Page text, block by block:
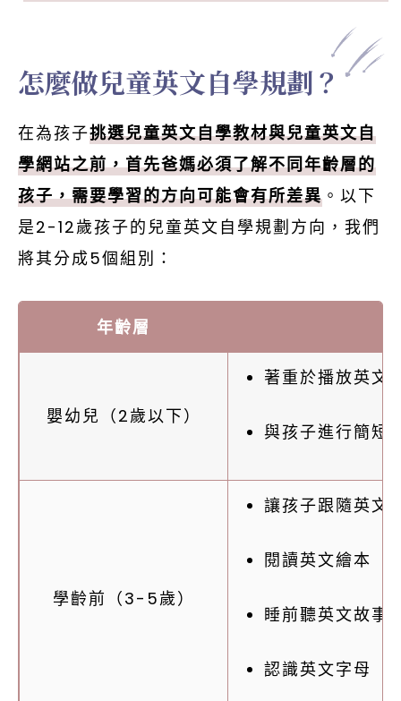
怎麼做兒童英文自學規劃？
在為孩子挑選兒童英文自學教材與兒童英文自
學網站之前，首先爸媽必須了解不同年齡層的
孩子，需要學習的方向可能會有所差異 。以下
是2-12歲孩子的兒童英文自學規劃方向，我們
將其分成5個組別：
年齡層
嬰幼兒（2歲以下）
著重於播放英文
與孩子進行簡短
學齡前（3-5歲）
讓孩子跟隨英文
閱讀英文繪本
睡前聽英文故事
認識英文字母